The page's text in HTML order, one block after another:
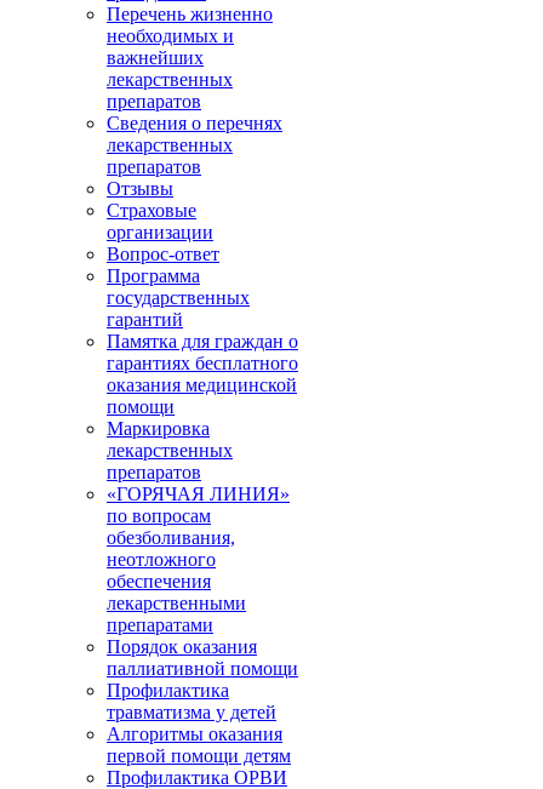
Перечень жизненно
необходимых и
важнейших
лекарственных
препаратов
Сведения о перечнях
лекарственных
препаратов
Отзывы
Страховые
организации
Вопрос-ответ
Программа
государственных
гарантий
Памятка для граждан о
гарантиях бесплатного
оказания медицинской
помощи
Маркировка
лекарственных
препаратов
«ГОРЯЧАЯ ЛИНИЯ»
по вопросам
обезболивания,
неотложного
обеспечения
лекарственными
препаратами
Порядок оказания
паллиативной помощи
Профилактика
травматизма у детей
Алгоритмы оказания
первой помощи детям
Профилактика ОРВИ